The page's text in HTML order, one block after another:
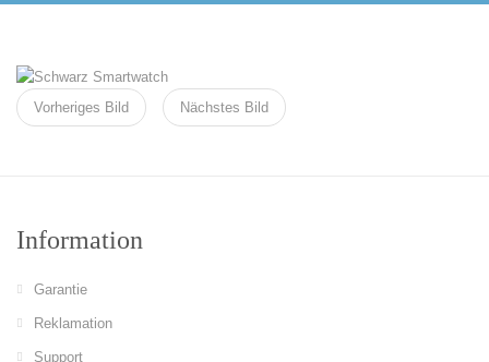
Vorheriges Bild Nächstes Bild
Information
Garantie
Reklamation
Support